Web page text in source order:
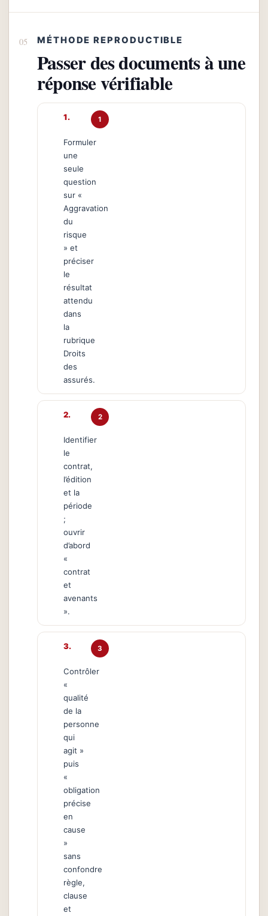
MÉTHODE REPRODUCTIBLE
Passer des documents à une
réponse vérifiable
1
Formuler
une
seule
question
sur «
Aggravation
du
risque
» et
préciser
le
résultat
attendu
dans
la
rubrique
Droits
des
assurés.
2
Identifier
le
contrat,
l’édition
et la
période
;
ouvrir
d’abord
«
contrat
et
avenants
».
3
Contrôler
«
qualité
de la
personne
qui
agit »
puis
«
obligation
précise
en
cause
»
sans
confondre
règle,
clause
et